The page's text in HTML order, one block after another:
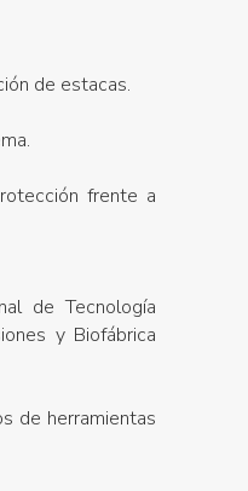
de estacas.
frente a
de Tecnología
y Biofábrica
de herramientas